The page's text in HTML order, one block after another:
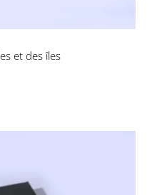
et des îles